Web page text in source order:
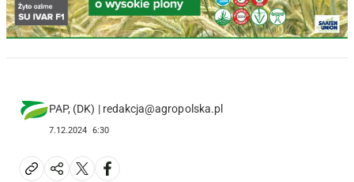
PAP, (DK) | redakcja@agropolska.pl
7.12.2024 6:30